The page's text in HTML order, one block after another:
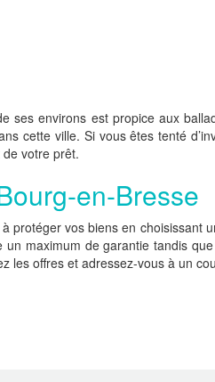
ses environs est propice aux
cette ville. Si vous êtes tenté
votre prêt.
en-Bresse
à protéger vos biens en choisissant
maximum de garantie tandis
les offres et adressez-vous à un